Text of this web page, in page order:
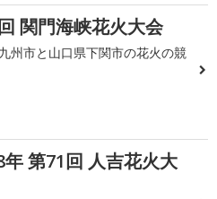
関門海峡花火大会
州市と山口県下関市の花火の競
年 第71回 人吉花火大